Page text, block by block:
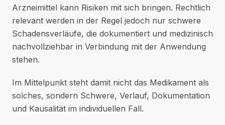
Arzneimittel kann Risiken mit sich bringen. Rechtlich
relevant werden in der Regel jedoch nur schwere
Schadensverläufe, die dokumentiert und medizinisch
nachvollziehbar in Verbindung mit der Anwendung
stehen.
Im Mittelpunkt steht damit nicht das Medikament als
solches, sondern Schwere, Verlauf, Dokumentation
und Kausalität im individuellen Fall.